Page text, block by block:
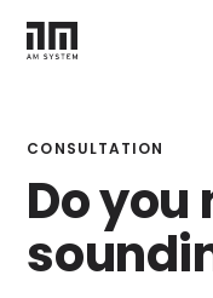
CONSULTATION
Do you